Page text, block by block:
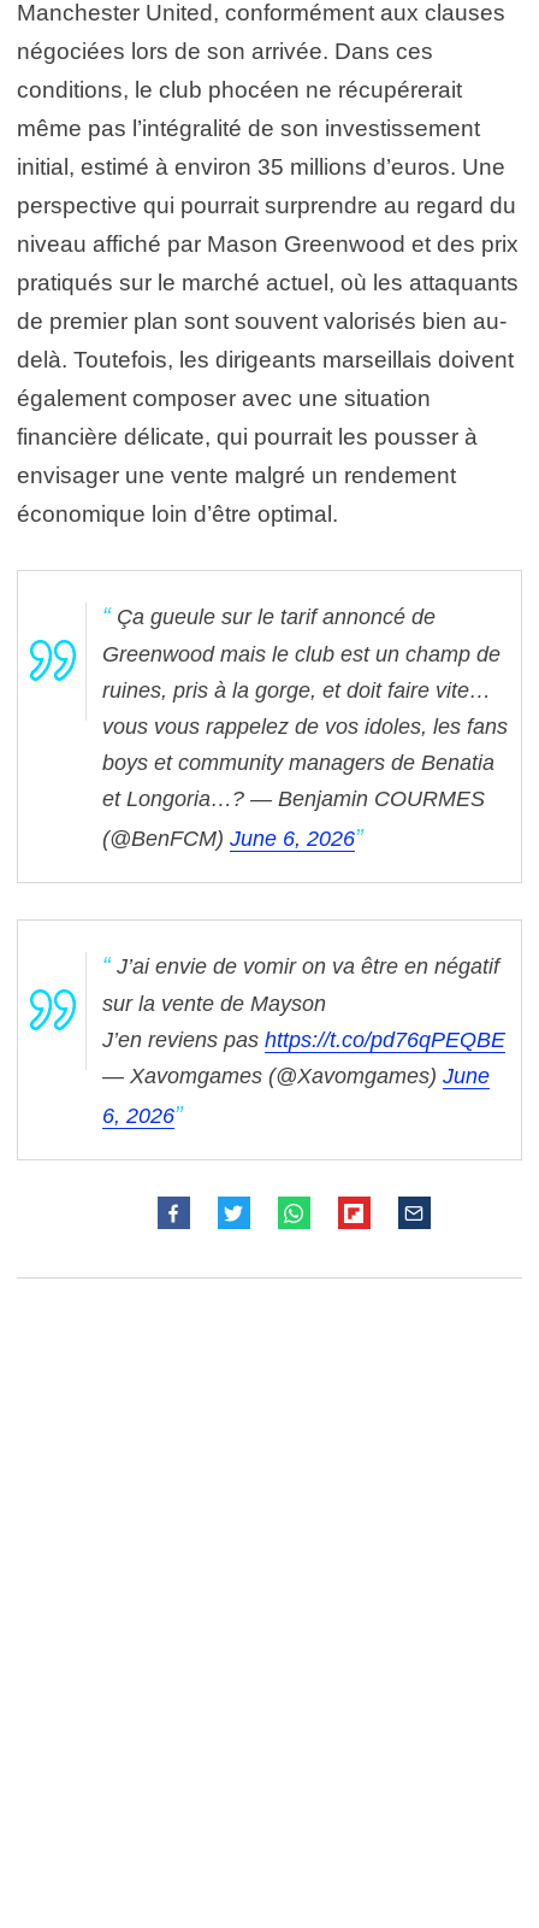
Manchester United, conformément aux clauses
négociées lors de son arrivée. Dans ces
conditions, le club phocéen ne récupérerait
même pas l’intégralité de son investissement
initial, estimé à environ 35 millions d’euros. Une
perspective qui pourrait surprendre au regard du
niveau affiché par Mason Greenwood et des prix
pratiqués sur le marché actuel, où les attaquants
de premier plan sont souvent valorisés bien au-
delà. Toutefois, les dirigeants marseillais doivent
également composer avec une situation
financière délicate, qui pourrait les pousser à
envisager une vente malgré un rendement
économique loin d’être optimal.
Ça gueule sur le tarif annoncé de
Greenwood mais le club est un champ de
ruines, pris à la gorge, et doit faire vite…
vous vous rappelez de vos idoles, les fans
boys et community managers de Benatia
et Longoria…? — Benjamin COURMES
(@BenFCM) June 6, 2026
J’ai envie de vomir on va être en négatif
sur la vente de Mayson
J’en reviens pas https://t.co/pd76qPEQBE
— Xavomgames (@Xavomgames) June
6, 2026